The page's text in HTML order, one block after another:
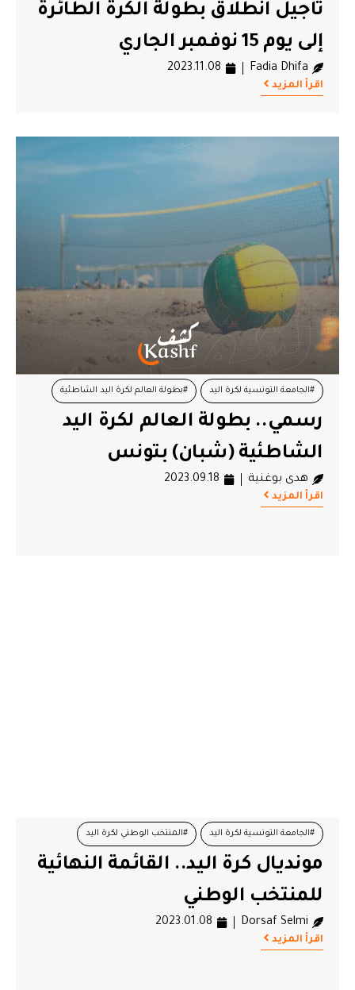
تأجيل انطلاق بطولة الكرة الطائرة
إلى يوم 15 نوفمبر الجاري
Fadia Dhifa
2023.11.08
اقرأ المزيد
#الجامعة التونسية لكرة اليد #بطولة العالم لكرة اليد الشاطئية
رسمي.. بطولة العالم لكرة اليد
الشاطئية (شبان) بتونس
هدى بوغنية 2023.09.18
اقرأ المزيد
#الجامعة التونسية لكرة اليد #المنتخب الوطني لكرة اليد
#رياضة #مونديال كرة اليد
مونديال كرة اليد.. القائمة النهائية
للمنتخب الوطني
Dorsaf Selmi
2023.01.08
اقرأ المزيد